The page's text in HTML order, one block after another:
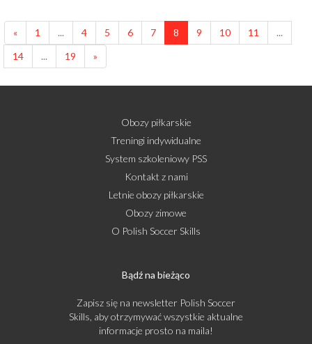
« 1 ... 4 5 6 7 8 9 10 11
...
14
... 19 »
Obozy piłkarskie
Treningi indywidualne
System szkoleniowy PSS
Kontakt z nami
Letnie obozy piłkarskie
Obozy zimowe
O Polish Soccer Skills
Bądź na bieżąco
Zapisz się na newsletter Polish Soccer
Skills, aby otrzymywać wszystkie aktualne
informacje prosto na maila!